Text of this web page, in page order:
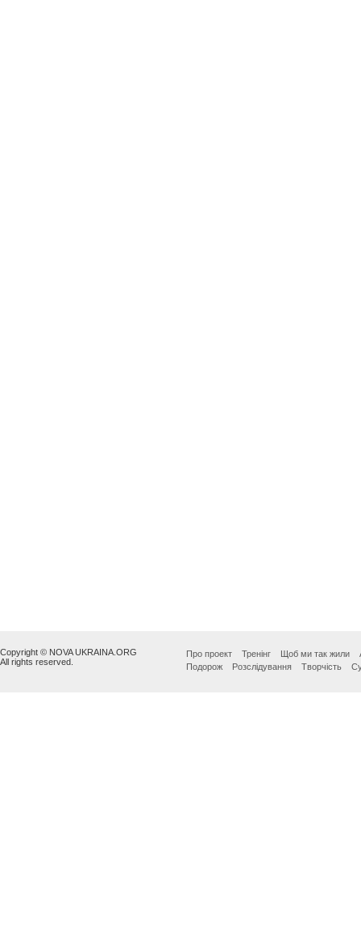
Copyright © NOVA UKRAINA.ORG
All rights reserved.
Про проект Тренінг Щоб ми так жили
Подорож
Розслідування Творчість